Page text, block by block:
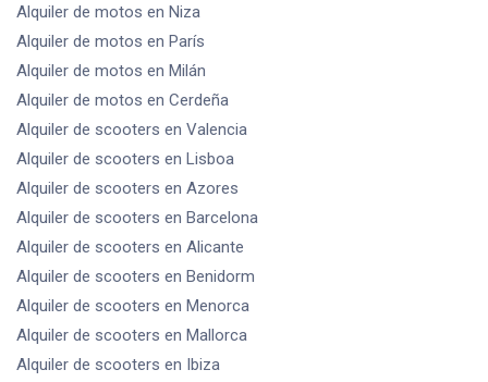
Alquiler de motos en Niza
Alquiler de motos en París
Alquiler de motos en Milán
Alquiler de motos en Cerdeña
Alquiler de scooters en Valencia
Alquiler de scooters en Lisboa
Alquiler de scooters en Azores
Alquiler de scooters en Barcelona
Alquiler de scooters en Alicante
Alquiler de scooters en Benidorm
Alquiler de scooters en Menorca
Alquiler de scooters en Mallorca
Alquiler de scooters en Ibiza